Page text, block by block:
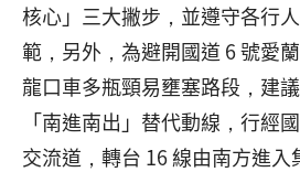
核心」三大撇步，並遵守各行
範，另外，為避開國道 6 號愛
龍口車多瓶頸易壅塞路段，建
「南進南出」替代動線，行經
交流道，轉台 16 線由南方進